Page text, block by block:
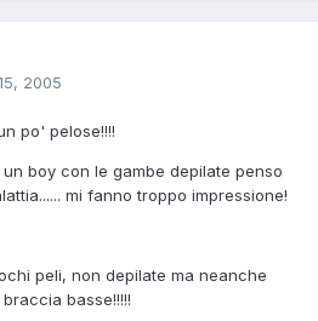
2005
po' pelose!!!!
boy con le gambe depilate penso
mi fanno troppo impressione!
peli, non depilate ma neanche
basse!!!!!